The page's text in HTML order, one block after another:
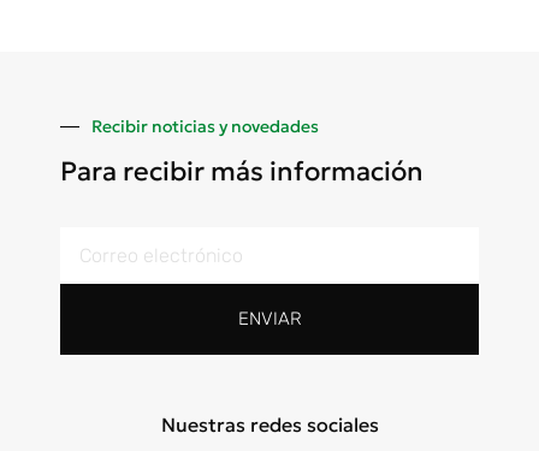
Recibir noticias y novedades
Para recibir más información
ENVIAR
Nuestras redes sociales